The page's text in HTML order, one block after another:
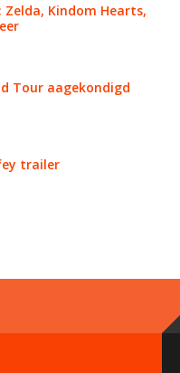
Kindom Hearts,
Tour aagekondigd
trailer